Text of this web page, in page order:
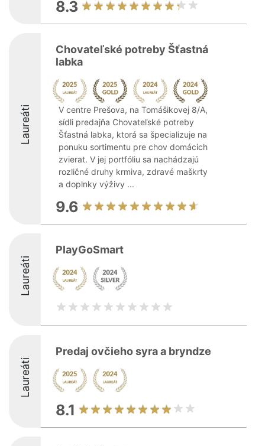
8.3
Laureáti
Chovateľské potreby Šťastná
labka
V centre Prešova, na Tomášikovej 8/A,
sídli predajňa Chovateľské potreby
Šťastná labka, ktorá sa špecializuje na
ponuku sortimentu pre chov domácich
zvierat. V jej portfóliu sa nachádzajú
rozličné druhy krmiva, zdravé maškrty
a doplnky výživy ...
9.6
Laureáti
PlayGoSmart
Laureáti
Predaj ovčieho syra a bryndze
8.1